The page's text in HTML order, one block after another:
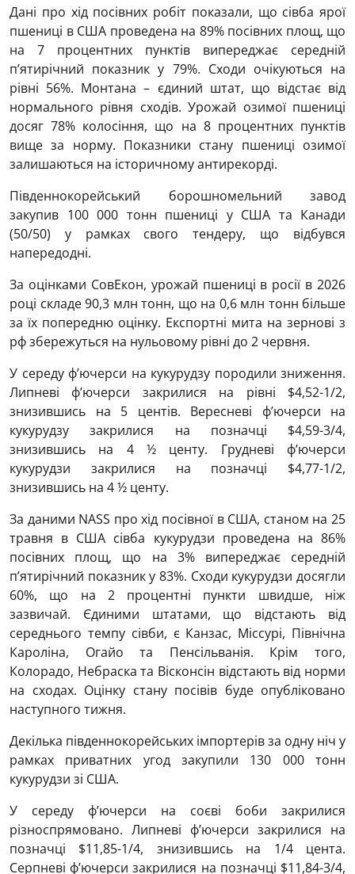
Дані про хід посівних робіт показали, що сівба ярої
пшениці в США проведена на 89% посівних площ, що
на 7 процентних пунктів випереджає середній
п’ятирічний показник у 79%. Сходи очікуються на
рівні 56%. Монтана – єдиний штат, що відстає від
нормального рівня сходів. Урожай озимої пшениці
досяг 78% колосіння, що на 8 процентних пунктів
вище за норму. Показники стану пшениці озимої
залишаються на історичному антирекорді.
Південнокорейський борошномельний завод
закупив 100 000 тонн пшениці у США та Канади
(50/50) у рамках свого тендеру, що відбувся
напередодні.
За оцінками СовЕкон, урожай пшениці в росії в 2026
році складе 90,3 млн тонн, що на 0,6 млн тонн більше
за їх попередню оцінку. Експортні мита на зернові з
рф збережуться на нульовому рівні до 2 червня.
У середу ф’ючерси на кукурудзу породили зниження.
Липневі ф’ючерси закрилися на рівні $4,52-1/2,
знизившись на 5 центів. Вересневі ф’ючерси на
кукурудзу закрилися на позначці $4,59-3/4,
знизившись на 4 ½ центу. Грудневі ф’ючерси
кукурудзи закрилися на позначці $4,77-1/2,
знизившись на 4 ½ центу.
За даними NASS про хід посівної в США, станом на 25
травня в США сівба кукурудзи проведена на 86%
посівних площ, що на 3% випереджає середній
п’ятирічний показник у 83%. Сходи кукурудзи досягли
60%, що на 2 процентні пункти швидше, ніж
зазвичай. Єдиними штатами, що відстають від
середнього темпу сівби, є Канзас, Міссурі, Північна
Кароліна, Огайо та Пенсільванія. Крім того,
Колорадо, Небраска та Вісконсін відстають від норми
на сходах. Оцінку стану посівів буде опубліковано
наступного тижня.
Декілька південнокорейських імпортерів за одну ніч у
рамках приватних угод закупили 130 000 тонн
кукурудзи зі США.
У середу ф’ючерси на соєві боби закрилися
різноспрямовано. Липневі ф’ючерси закрилися на
позначці $11,85-1/4, знизившись на 1/4 цента.
Серпневі ф’ючерси закрилися на позначці $11,84-3/4,